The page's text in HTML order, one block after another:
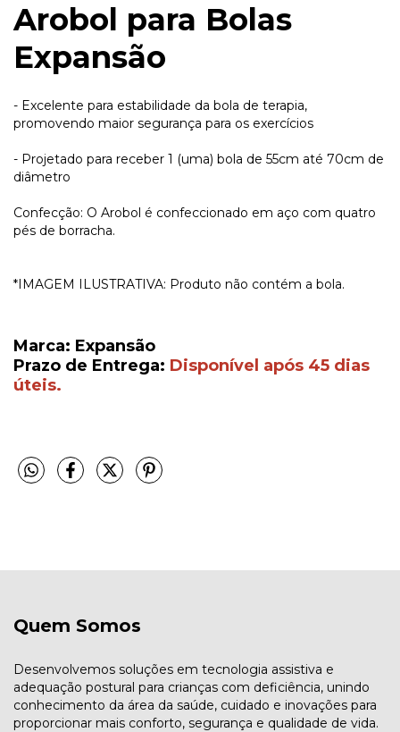
Arobol para Bolas
Expansão
- Excelente para estabilidade da bola de terapia,
promovendo maior segurança para os exercícios
- Projetado para receber 1 (uma) bola de 55cm até 70cm de
diâmetro
Confecção: O Arobol é confeccionado em aço com quatro
pés de borracha.
*IMAGEM ILUSTRATIVA: Produto não contém a bola.
Marca: Expansão
Prazo de Entrega: Disponível após 45 dias
úteis.
Quem Somos
Desenvolvemos soluções em tecnologia assistiva e
adequação postural para crianças com deficiência, unindo
conhecimento da área da saúde, cuidado e inovações para
proporcionar mais conforto, segurança e qualidade de vida.